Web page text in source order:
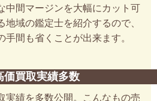
中間マージンを大幅にカット可
域の鑑定士を紹介するので、
間も省くことが出来ます。
価買取実績多数
実績を多数公開。こんなもの売